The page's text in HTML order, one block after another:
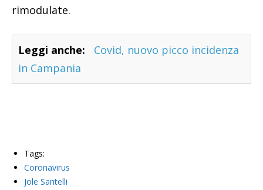
rimodulate.
Leggi anche:
Covid, nuovo picco incidenza
in Campania
Tags:
Coronavirus
Jole Santelli